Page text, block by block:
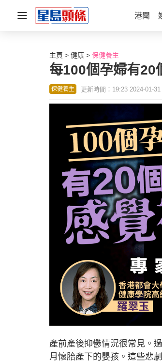
港聞
主頁 健康 保健養生
每100個孕婦有20
保健養生 更新時間：19:23 2024-01-
產前產後抑鬱情況很常見。
月懷胎產下的嬰孩。這些悲